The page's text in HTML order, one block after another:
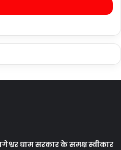
धाम सरकार के समक्ष स्वीकार